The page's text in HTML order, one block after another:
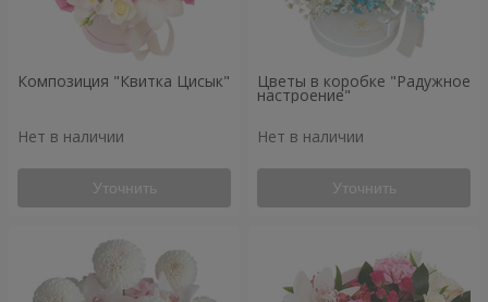
Композиция "Квитка Цисык"
Нет в наличии
Уточнить
Цветы в коробке "Радужное
настроение"
Нет в наличии
Уточнить